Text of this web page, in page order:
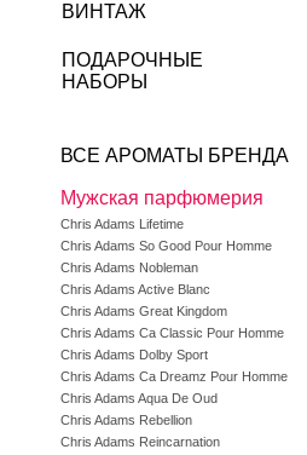
ВИНТАЖ
ПОДАРОЧНЫЕ
НАБОРЫ
ВСЕ АРОМАТЫ БРЕНДА
Мужская парфюмерия
Chris Adams Lifetime
Chris Adams So Good Pour Homme
Chris Adams Nobleman
Chris Adams Active Blanc
Chris Adams Great Kingdom
Chris Adams Ca Classic Pour Homme
Chris Adams Dolby Sport
Chris Adams Ca Dreamz Pour Homme
Chris Adams Aqua De Oud
Chris Adams Rebellion
Chris Adams Reincarnation